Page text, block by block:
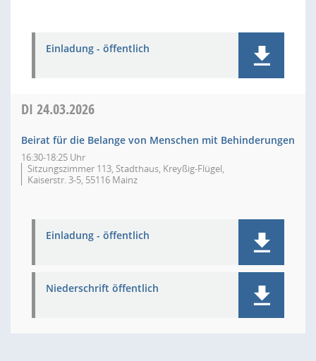
Einladung - öffentlich
DI 24.03.2026
Beirat für die Belange von Menschen mit Behinderungen
16:30-18:25 Uhr
Sitzungszimmer 113, Stadthaus, Kreyßig-Flügel,
Kaiserstr. 3-5, 55116 Mainz
Einladung - öffentlich
Niederschrift öffentlich